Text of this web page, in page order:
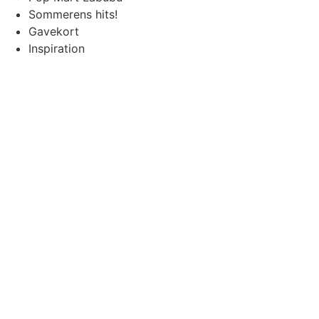
Sommerens hits!
Gavekort
Inspiration